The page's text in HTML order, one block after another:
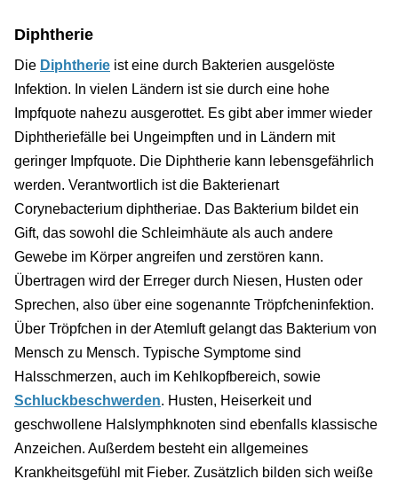
Diphtherie
Die Diphtherie ist eine durch Bakterien ausgelöste
Infektion. In vielen Ländern ist sie durch eine hohe
Impfquote nahezu ausgerottet. Es gibt aber immer wieder
Diphtheriefälle bei Ungeimpften und in Ländern mit
geringer Impfquote. Die Diphtherie kann lebensgefährlich
werden. Verantwortlich ist die Bakterienart
Corynebacterium diphtheriae. Das Bakterium bildet ein
Gift, das sowohl die Schleimhäute als auch andere
Gewebe im Körper angreifen und zerstören kann.
Übertragen wird der Erreger durch Niesen, Husten oder
Sprechen, also über eine sogenannte Tröpfcheninfektion.
Über Tröpfchen in der Atemluft gelangt das Bakterium von
Mensch zu Mensch. Typische Symptome sind
Halsschmerzen, auch im Kehlkopfbereich, sowie
Schluckbeschwerden. Husten, Heiserkeit und
geschwollene Halslymphknoten sind ebenfalls klassische
Anzeichen. Außerdem besteht ein allgemeines
Krankheitsgefühl mit Fieber. Zusätzlich bilden sich weiße